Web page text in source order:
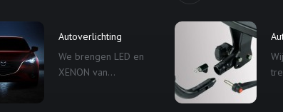
Autoverlichting
We brengen LED en
XENON van...